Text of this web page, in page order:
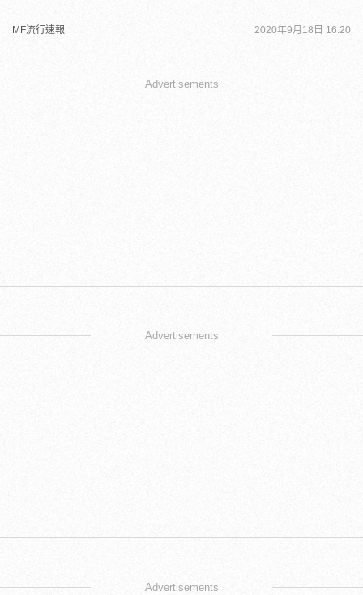
MF流行速報 2020年9月18日 16:20
Advertisements
Advertisements
Advertisements